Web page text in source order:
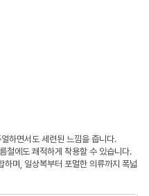
하면서도 세련된 느낌을 줍니다.
철에도 쾌적하게 착용할 수 있습니다.
하며, 일상복부터 포멀한 의류까지 폭넓